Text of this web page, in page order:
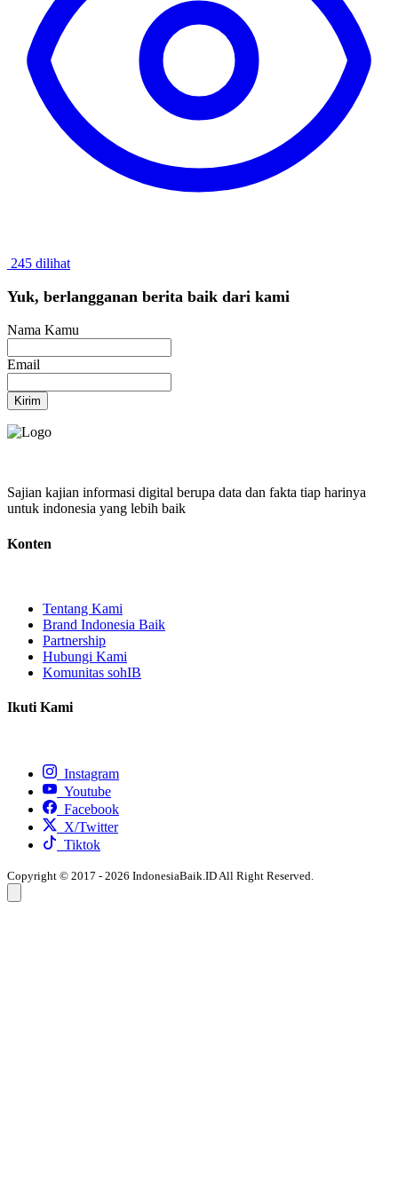
245 dilihat
Yuk, berlangganan berita baik dari kami
Nama Kamu
Email
Kirim
Sajian kajian informasi digital berupa data dan fakta tiap harinya
untuk indonesia yang lebih baik
Konten
Tentang Kami
Brand Indonesia Baik
Partnership
Hubungi Kami
Komunitas sohIB
Ikuti Kami
Instagram
Youtube
Facebook
X/Twitter
Tiktok
Copyright © 2017 - 2026 IndonesiaBaik.ID All Right Reserved.